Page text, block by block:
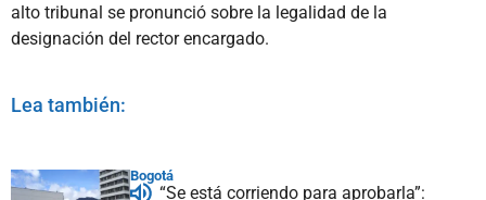
alto tribunal se pronunció sobre la legalidad de la
designación del rector encargado.
Lea también:
Bogotá
“Se está corriendo para aprobarla”: